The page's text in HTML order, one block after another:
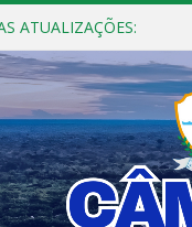
ATUALIZAÇÕES: